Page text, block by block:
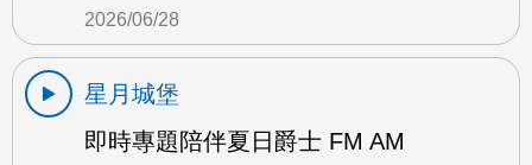
2026/06/28
星月城堡
即時專題陪伴夏日爵士 FM AM